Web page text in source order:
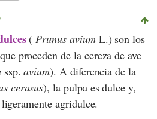
( Prunus aviumL.) son los
proceden de la cereza de ave
ssp.avium). A diferencia de la
cerasus), la pulpa es dulce y,
agridulce.